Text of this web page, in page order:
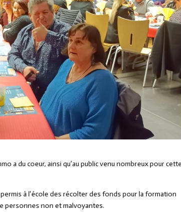
a du coeur, ainsi qu’au public venu nombreux pour cette
à l’école des récolter des fonds pour la formation
personnes non et malvoyantes.